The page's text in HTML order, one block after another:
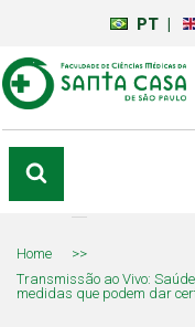
PT
Home
>>
Transmissão ao Vivo:
medidas que podem dar